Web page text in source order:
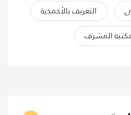
التعريف بالأحمدية
المشرف